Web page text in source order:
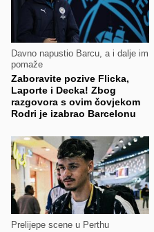
Davno napustio Barcu, a i dalje im
pomaže
Zaboravite pozive Flicka,
Laporte i Decka! Zbog
razgovora s ovim čovjekom
Rodri je izabrao Barcelonu
Prelijepe scene u Perthu